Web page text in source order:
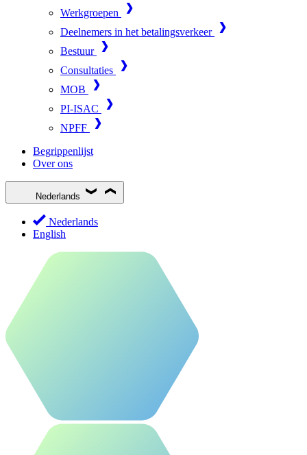
Werkgroepen
Deelnemers in het betalingsverkeer
Bestuur
Consultaties
MOB
PI-ISAC
NPFF
Begrippenlijst
Over ons
Nederlands
Nederlands
English